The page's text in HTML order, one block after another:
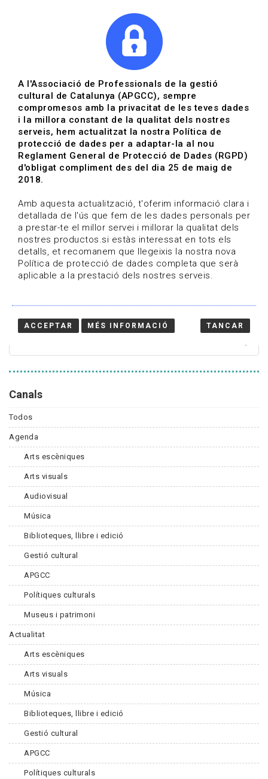
Actualitza't
Vols estar al dia?
HOME / BLOG
Estigues al dia
Convocatòries, activitats i notícies del sector de la
cultura.
Canals
Todos
Agenda
Arts escèniques
Arts visuals
Audiovisual
Música
Biblioteques, llibre i edició
Gestió cultural
APGCC
Polítiques culturals
Museus i patrimoni
Actualitat
Arts escèniques
Arts visuals
Música
Biblioteques, llibre i edició
Gestió cultural
APGCC
Polítiques culturals
A l'Associació de Professionals de la gestió
cultural de Catalunya (APGCC), sempre
compromesos amb la privacitat de les teves dades
i la millora constant de la qualitat dels nostres
serveis, hem actualitzat la nostra Política de
protecció de dades per a adaptar-la al nou
Reglament General de Protecció de Dades (RGPD)
d'obligat compliment des del dia 25 de maig de
2018.
Amb aquesta actualització, t'oferim informació clara i
detallada de l'ús que fem de les dades personals per
a prestar-te el millor servei i millorar la qualitat dels
nostres productos.si estàs interessat en tots els
detalls, et recomanem que llegeixis la nostra nova
Política de protecció de dades completa que serà
aplicable a la prestació dels nostres serveis.
ACCEPTAR MÉS INFORMACIÓ TANCAR